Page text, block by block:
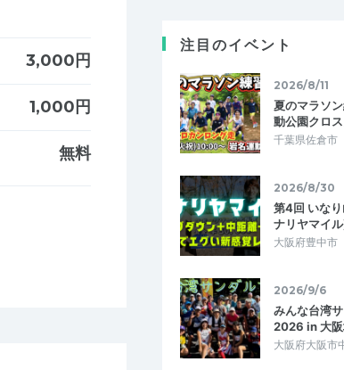
3,000円
1,000円
無料
注目のイベント
2026/8/11
夏のマラソ
動公園クロ
千葉県佐倉市
2026/8/30
第4回 いな
ナリヤマイ
大阪府豊中市
2026/9/6
みんな台湾
2026 in 大阪
大阪府大阪市